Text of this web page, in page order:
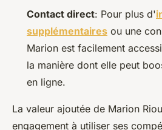
Contact direct: Pour plus d'
supplémentaires ou une
Marion est facilement
la manière dont elle peut
en ligne.
La valeur ajoutée de Marion
engagement à utiliser ses